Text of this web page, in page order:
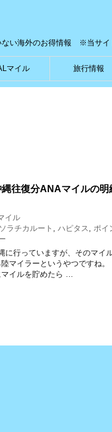
い海外のお得情報 ※当サイ
マイル 旅行情報
往復分ANAマイルの明
イル
ソラチカルート , ハピタス , ポイ
に行っていますが、そのマイ
マイラーというやつですね
マイルを貯めたら …